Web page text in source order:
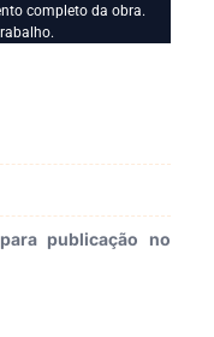
completo da obra.
publicação no